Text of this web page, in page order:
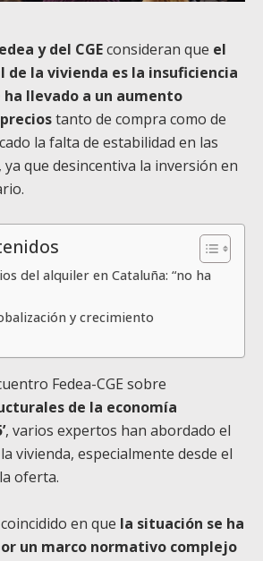
y del CGEconsideran que el
de la vivienda es la insuficiencia
llevado a un aumento
tanto de compra como de
la falta de estabilidad en las
ya que desincentiva la inversión en
del alquiler en Cataluña: “no ha
y crecimiento
Fedea-CGE sobre
de la economía
, varios expertos han abordado el
vivienda, especialmente desde el
oferta.
en que la situación se ha
un marco normativo complejo